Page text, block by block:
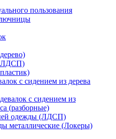
пользования
ЛДСП)
с сидением из дерева
с сидением из
(разборные)
одежды (ЛДСП)
металлические (Локеры)